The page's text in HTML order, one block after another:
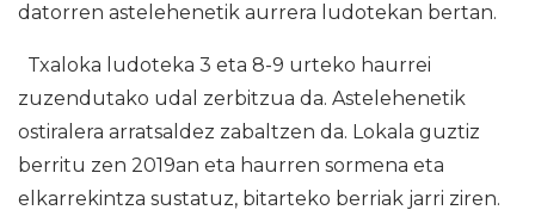
datorren astelehenetik aurrera ludotekan bertan.
Txaloka ludoteka 3 eta 8-9 urteko haurrei
zuzendutako udal zerbitzua da. Astelehenetik
ostiralera arratsaldez zabaltzen da. Lokala guztiz
berritu zen 2019an eta haurren sormena eta
elkarrekintza sustatuz, bitarteko berriak jarri ziren.